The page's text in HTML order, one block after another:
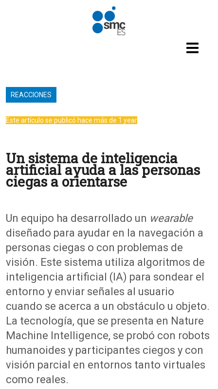
Pasar al contenido principal
REACCIONES
Este artículo se publicó hace más de 1 year
Un sistema de inteligencia
artificial ayuda a las personas
ciegas a orientarse
Un equipo ha desarrollado un wearable
diseñado para ayudar en la navegación a
personas ciegas o con problemas de
visión. Este sistema utiliza algoritmos de
inteligencia artificial (IA) para sondear el
entorno y enviar señales al usuario
cuando se acerca a un obstáculo u objeto.
La tecnología, que se presenta en Nature
Machine Intelligence, se probó con robots
humanoides y participantes ciegos y con
visión parcial en entornos tanto virtuales
como reales.